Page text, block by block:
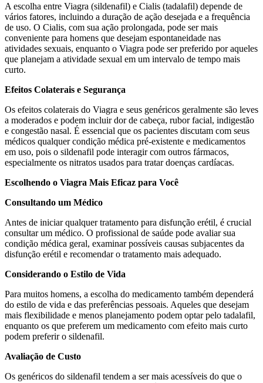
A escolha entre Viagra (sildenafil) e Cialis (tadalafil) depende de
vários fatores, incluindo a duração de ação desejada e a frequência
de uso. O Cialis, com sua ação prolongada, pode ser mais
conveniente para homens que desejam espontaneidade nas
atividades sexuais, enquanto o Viagra pode ser preferido por aqueles
que planejam a atividade sexual em um intervalo de tempo mais
curto.
Efeitos Colaterais e Segurança
Os efeitos colaterais do Viagra e seus genéricos geralmente são leves
a moderados e podem incluir dor de cabeça, rubor facial, indigestão
e congestão nasal. É essencial que os pacientes discutam com seus
médicos qualquer condição médica pré-existente e medicamentos
em uso, pois o sildenafil pode interagir com outros fármacos,
especialmente os nitratos usados para tratar doenças cardíacas.
Escolhendo o Viagra Mais Eficaz para Você
Consultando um Médico
Antes de iniciar qualquer tratamento para disfunção erétil, é crucial
consultar um médico. O profissional de saúde pode avaliar sua
condição médica geral, examinar possíveis causas subjacentes da
disfunção erétil e recomendar o tratamento mais adequado.
Considerando o Estilo de Vida
Para muitos homens, a escolha do medicamento também dependerá
do estilo de vida e das preferências pessoais. Aqueles que desejam
mais flexibilidade e menos planejamento podem optar pelo tadalafil,
enquanto os que preferem um medicamento com efeito mais curto
podem preferir o sildenafil.
Avaliação de Custo
Os genéricos do sildenafil tendem a ser mais acessíveis do que o